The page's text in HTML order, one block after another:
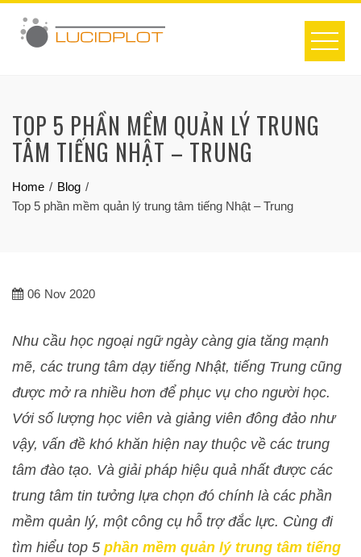
TOP 5 PHẦN MỀM QUẢN LÝ TRUNG
TÂM TIẾNG NHẬT – TRUNG
Home
Blog
Top 5 phần mềm quản lý trung tâm tiếng Nhật – Trung
06 Nov 2020
Nhu cầu học ngoại ngữ ngày càng gia tăng mạnh
mẽ, các trung tâm dạy tiếng Nhật, tiếng Trung cũng
được mở ra nhiều hơn để phục vụ cho người học.
Với số lượng học viên và giảng viên đông đảo như
vậy, vấn đề khó khăn hiện nay thuộc về các trung
tâm đào tạo. Và giải pháp hiệu quả nhất được các
trung tâm tin tưởng lựa chọn đó chính là các phần
mềm quản lý, một công cụ hỗ trợ đắc lực. Cùng đi
tìm hiểu top 5 phần mềm quản lý trung tâm tiếng